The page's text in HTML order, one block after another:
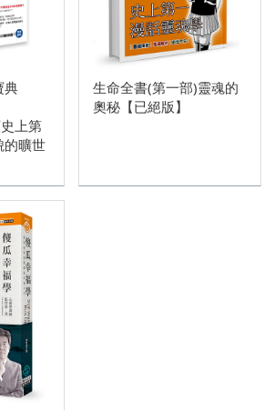
典
上第
的曠世
生命全書(第一部)靈魂的
奧秘【已絕版】